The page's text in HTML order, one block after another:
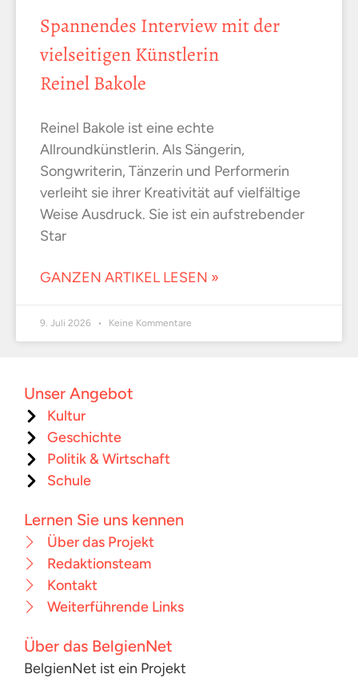
Spannendes Interview mit der
vielseitigen Künstlerin
Reinel Bakole
Reinel Bakole ist eine echte
Allroundkünstlerin. Als Sängerin,
Songwriterin, Tänzerin und Performerin
verleiht sie ihrer Kreativität auf vielfältige
Weise Ausdruck. Sie ist ein aufstrebender
Star
GANZEN ARTIKEL LESEN »
9. Juli 2026 Keine Kommentare
Unser Angebot
Kultur
Geschichte
Politik & Wirtschaft
Schule
Lernen Sie uns kennen
Über das Projekt
Redaktionsteam
Kontakt
Weiterführende Links
Über das BelgienNet
BelgienNet ist ein Projekt